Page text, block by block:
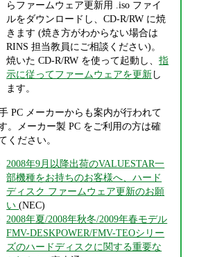
らファームウェア更新用 .iso ファイ
ルをダウンロードし、CD-R/RW に焼
きます (焼き方がわからない場合は
RINS 担当教員にご相談ください)。
焼いた CD-R/RW を使って起動し、指
示に従ってファームウェアを更新し
ます。
PC メーカーからも案内が行われて
。メーカー製 PC をご利用の方は確
ください。
2008年9月以降出荷のVALUESTAR一
部機種をお持ちのお客様へ、ハード
ディスク ファームウェア更新のお願
い(NEC)
2008年夏/2008年秋冬/2009年春モデル
FMV-DESKPOWER/FMV-TEOシリー
ズのハードディスクに関する重要な